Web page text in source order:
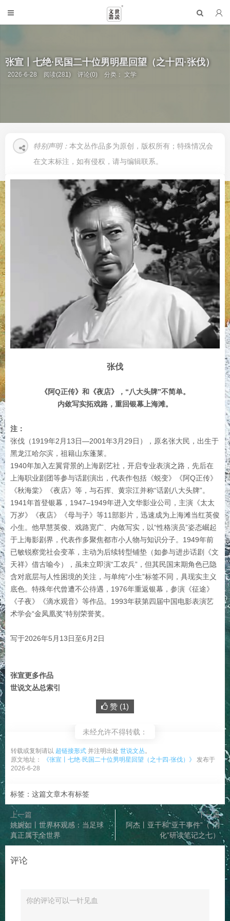
张宣丨七绝·民国二十位男明星回望（之十四·张伐）
2026-6-28 阅读(281) 评论(0) 分类：文学
特别声明： 本文丛作品多为原创，版权所有；特殊情况会
在文末标注，如有侵权，请与编辑联系。
张伐
《阿Q正传》和《夜店》，“八大头牌”不简单。
内敛写实拓戏路，重回银幕上海滩。
注：
张伐（1919年2月13日—2001年3月29日），原名张大民，出生于
黑龙江哈尔滨，祖籍山东蓬莱。
1940年加入左翼背景的上海剧艺社，开启专业表演之路，先后在
上海职业剧团等参与话剧演出，代表作包括《蜕变》《阿Q正传》
《秋海棠》《夜店》等，与石挥、黄宗江并称“话剧八大头牌”。
1941年首登银幕，‌1947–1949年进入文华影业公司，主演《太太
万岁》《夜店》《母与子》等11部影片，迅速成为上海滩当红英俊
小生‌。他早慧英俊、戏路宽广、内敛写实，以“性格演员”姿态崛起
于上海影剧界，代表作多聚焦都市小人物与知识分子。‌‌1949年前
已敏锐察觉社会变革，‌主动为后续转型铺垫‌（如参与进步话剧《文
天祥》借古喻今），虽未立即演“工农兵”，但其民国末期角色已隐
含对底层与人性困境的关注，‌与单纯“小生”标签不同，具现实主义
底色‌。特殊年代曾遭不公待遇，1976年重返银幕，参演《征途》
《子夜》《滴水观音》等作品。1993年获第四届中国电影表演艺
术学会“金凤凰奖”特别荣誉奖。
写于2026年5月13日至6月2日
张宣更多作品
世说文丛总索引
赞 (1)
未经允许不得转载：
转载或复制请以 超链接形式 并注明出处 世说文丛。
原文地址：
《张宣丨七绝·民国二十位男明星回望（之十四·张伐）》
发布于
2026-6-28
标签：这篇文章木有标签
上一篇
姚婉如丨世界杯观感：当足球
真正属于全世界
下一篇
阿杰丨亚干和“亚干事件”（“消
化”研读笔记之七）
评论